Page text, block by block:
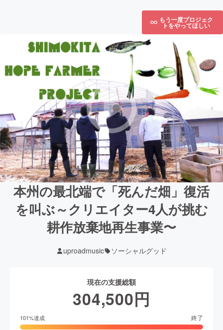
もう一度プロジェク
トをやってほしい
本州の最北端で「死んだ畑」復活
を叫ぶ～クリエイター4人が挑む
耕作放棄地再生事業〜
uproadmusic ソーシャルグッド
現在の支援総額
304,500円
101%達成 終了